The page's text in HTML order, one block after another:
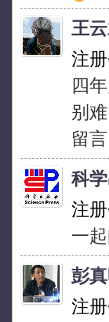
王
注
四
别
留言
科
注
一
彭
注